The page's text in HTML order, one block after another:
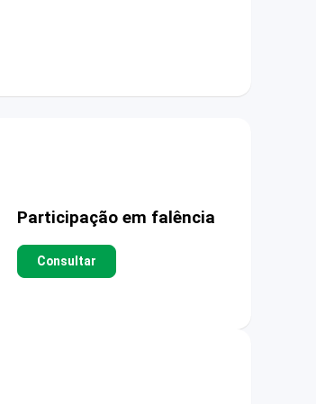
Participação em falência
Consultar